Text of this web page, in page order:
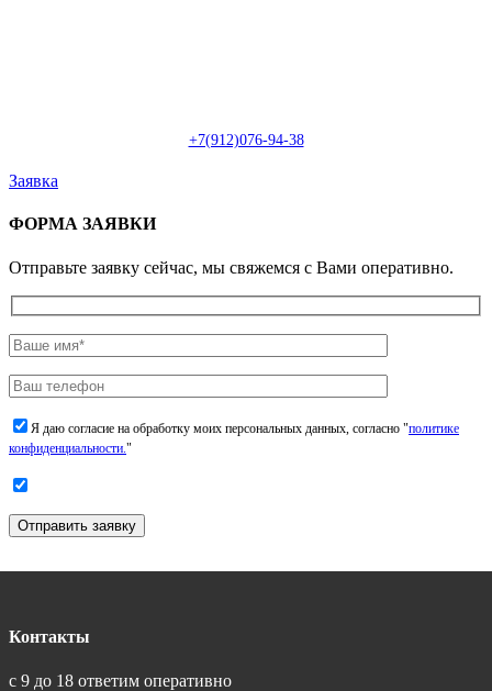
+7(912)076-94-38
Заявка
ФОРМА ЗАЯВКИ
Отправьте заявку сейчас, мы свяжемся с Вами оперативно.
Я даю согласие на обработку моих персональных данных, согласно "политике
конфиденциальности."
Отправить заявку
Контакты
с 9 до 18 ответим оперативно